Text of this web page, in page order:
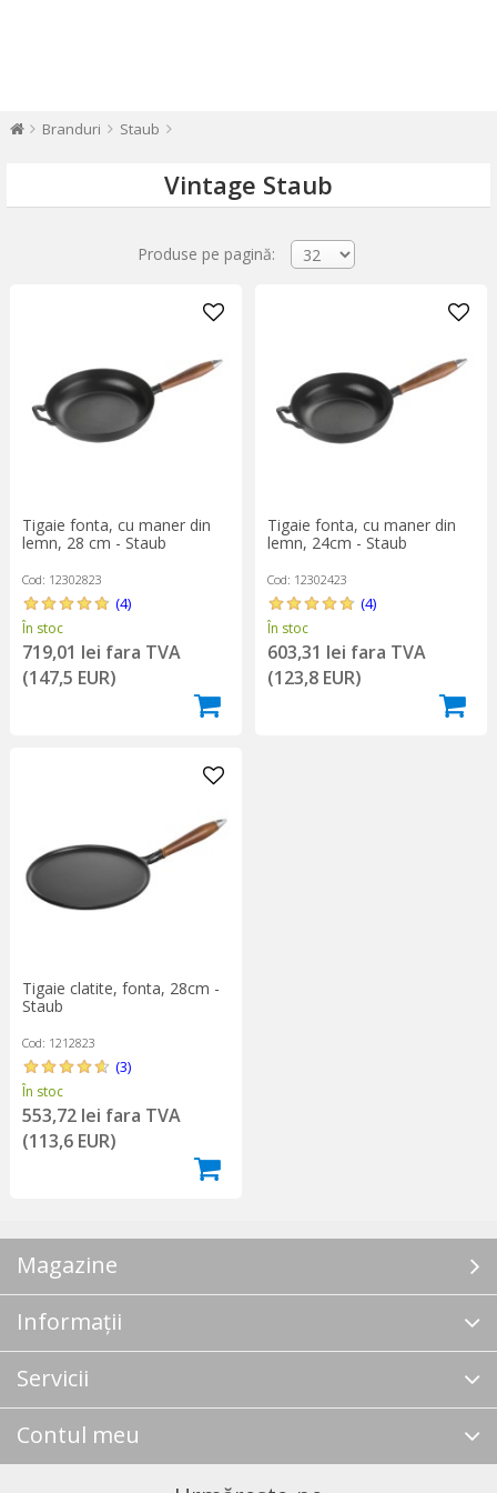
Branduri Staub
Vintage Staub
Produse pe pagină:
Tigaie fonta, cu maner din
lemn, 28 cm - Staub
Cod: 12302823
(4)
În stoc
719,01 lei fara TVA
(147,5 EUR)
Tigaie fonta, cu maner din
lemn, 24cm - Staub
Cod: 12302423
(4)
În stoc
603,31 lei fara TVA
(123,8 EUR)
Tigaie clatite, fonta, 28cm -
Staub
Cod: 1212823
(3)
În stoc
553,72 lei fara TVA
(113,6 EUR)
Magazine
Informații
Servicii
Contul meu